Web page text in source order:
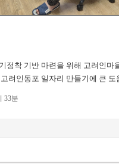
정착 기반 마련을 위해 고려인
려인동포 일자리 만들기에 큰 도
33분